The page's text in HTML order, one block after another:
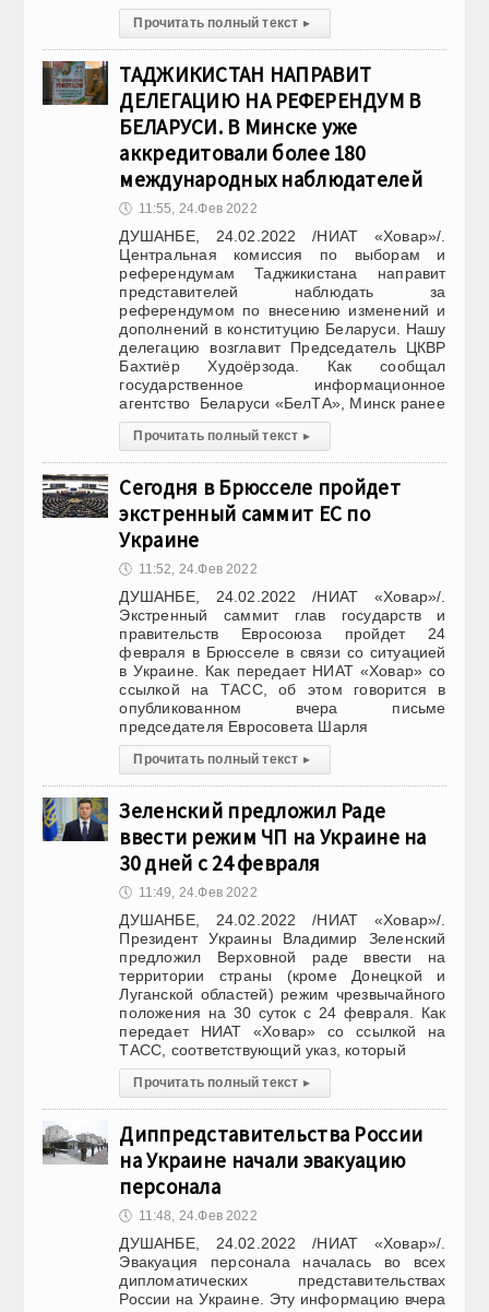
Прочитать полный текст ▸
ТАДЖИКИСТАН НАПРАВИТ
ДЕЛЕГАЦИЮ НА РЕФЕРЕНДУМ В
БЕЛАРУСИ. В Минске уже
аккредитовали более 180
международных наблюдателей
🕔 11:55, 24.Фев 2022
ДУШАНБЕ, 24.02.2022 /НИАТ «Ховар»/.
Центральная комиссия по выборам и
референдумам Таджикистана направит
представителей наблюдать за
референдумом по внесению изменений и
дополнений в конституцию Беларуси. Нашу
делегацию возглавит Председатель ЦКВР
Бахтиёр Худоёрзода. Как сообщал
государственное информационное
агентство Беларуси «БелТА», Минск ранее
Прочитать полный текст ▸
Сегодня в Брюсселе пройдет
экстренный саммит ЕС по
Украине
🕔 11:52, 24.Фев 2022
ДУШАНБЕ, 24.02.2022 /НИАТ «Ховар»/.
Экстренный саммит глав государств и
правительств Евросоюза пройдет 24
февраля в Брюсселе в связи со ситуацией
в Украине. Как передает НИАТ «Ховар» со
ссылкой на ТАСС, об этом говорится в
опубликованном вчера письме
председателя Евросовета Шарля
Прочитать полный текст ▸
Зеленский предложил Раде
ввести режим ЧП на Украине на
30 дней с 24 февраля
🕔 11:49, 24.Фев 2022
ДУШАНБЕ, 24.02.2022 /НИАТ «Ховар»/.
Президент Украины Владимир Зеленский
предложил Верховной раде ввести на
территории страны (кроме Донецкой и
Луганской областей) режим чрезвычайного
положения на 30 суток с 24 февраля. Как
передает НИАТ «Ховар» со ссылкой на
ТАСС, соответствующий указ, который
Прочитать полный текст ▸
Диппредставительства России
на Украине начали эвакуацию
персонала
🕔 11:48, 24.Фев 2022
ДУШАНБЕ, 24.02.2022 /НИАТ «Ховар»/.
Эвакуация персонала началась во всех
дипломатических представительствах
России на Украине. Эту информацию вчера